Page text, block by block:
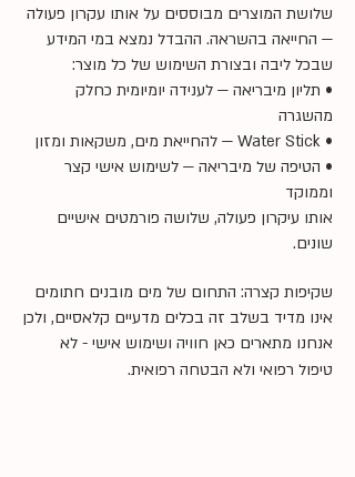
שלושת המוצרים מבוססים על אותו עקרון פעולה
— החייאה בהשראה. ההבדל נמצא במי המידע
שבכל ליבה ובצורת השימוש של כל מוצר:
• תליון מיבריאה — לענידה יומיומית כחלק
מהשגרה
• Water Stick — להחייאת מים, משקאות ומזון
• הטיפה של מיבריאה — לשימוש אישי קצר
וממוקד
אותו עיקרון פעולה, שלושה פורמטים אישיים
שונים.
שקיפות קצרה: התחום של מים מובנים חתומים
אינו מדיד בשלב זה בכלים מדעיים קלאסיים, ולכן
אנחנו מתארים כאן חוויה ושימוש אישי - לא
טיפול רפואי ולא הבטחה רפואית.